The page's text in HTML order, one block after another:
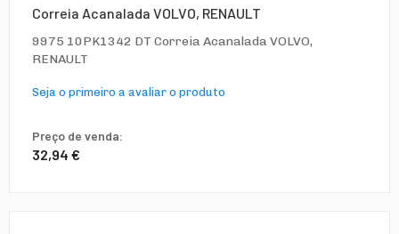
Correia Acanalada VOLVO, RENAULT
9975 10PK1342 DT Correia Acanalada VOLVO,
RENAULT
Seja o primeiro a avaliar o produto
Preço de venda:
32,94 €